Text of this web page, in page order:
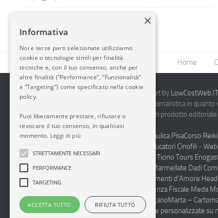
Home
2014-2026 AvioBlog - Creazione Siti Internet by
Questo blog non rappresenta una testata giornalistica in
periodicità. Non può pertanto considerarsi un prodotto
7.03.2001.Disclaimer Completo
Vendita Abbigliamento Sicurezza
Termoidraulica PisaCorso
Corsi Formazione Mediatori Felini Educatori Cinofili -
Andrologo ToscanaProgettare Casa Canton Ticino Tours
MonferratoProduzione Conto Terzi Sughi Marmellate Dadi
specialista Floaters
Legamenti d'Amore
Haccp Sicurezza sul Lavoro Toscana
Consulenza Fiscale Meda
personalizzate scuole medie e superiori LuganoMarta –
Pulizia Uffici Condomini Monza BrianzaDiete personalizzate su
×
Informativa
Noi e terze parti selezionate utilizziamo
cookie o tecnologie simili per finalità
tecniche e, con il tuo consenso, anche per
altre finalità (“Performance”, “Funzionalità”
e “Targeting”) come specificato nella cookie
policy.
Puoi liberamente prestare, rifiutare o
revocare il tuo consenso, in qualsiasi
momento. Leggi di più
STRETTAMENTE NECESSARI
PERFORMANCE
TARGETING
ACCETTA TUTTO RIFIUTA TUTTO